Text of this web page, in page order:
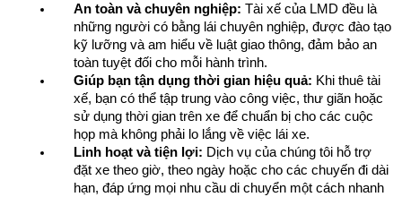
An toàn và chuyên nghiệp: Tài xế của LMD đều là
những người có bằng lái chuyên nghiệp, được đào tạo
kỹ lưỡng và am hiểu về luật giao thông, đảm bảo an
toàn tuyệt đối cho mỗi hành trình.
Giúp bạn tận dụng thời gian hiệu quả: Khi thuê tài
xế, bạn có thể tập trung vào công việc, thư giãn hoặc
sử dụng thời gian trên xe để chuẩn bị cho các cuộc
họp mà không phải lo lắng về việc lái xe.
Linh hoạt và tiện lợi: Dịch vụ của chúng tôi hỗ trợ
đặt xe theo giờ, theo ngày hoặc cho các chuyến đi dài
hạn, đáp ứng mọi nhu cầu di chuyển một cách nhanh